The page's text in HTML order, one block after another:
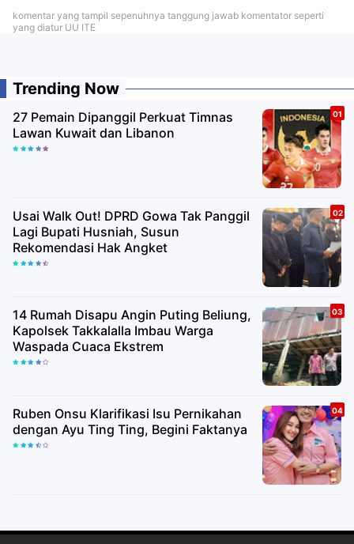
komentar yang tampil sepenuhnya tanggung jawab komentator seperti
yang diatur UU ITE
Trending Now
27 Pemain Dipanggil Perkuat Timnas
Lawan Kuwait dan Libanon
Usai Walk Out! DPRD Gowa Tak Panggil
Lagi Bupati Husniah, Susun
Rekomendasi Hak Angket
14 Rumah Disapu Angin Puting Beliung,
Kapolsek Takkalalla Imbau Warga
Waspada Cuaca Ekstrem
Ruben Onsu Klarifikasi Isu Pernikahan
dengan Ayu Ting Ting, Begini Faktanya